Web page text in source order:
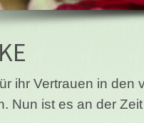
ihr Vertrauen in den
Nun ist es an der